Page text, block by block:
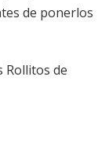
de ponerlos
Rollitos de